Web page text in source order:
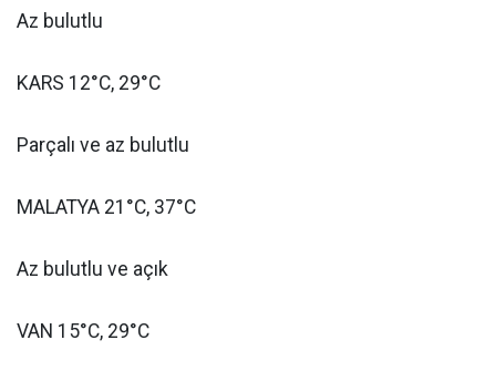
Az bulutlu
KARS 12°C, 29°C
Parçalı ve az bulutlu
MALATYA 21°C, 37°C
Az bulutlu ve açık
VAN 15°C, 29°C